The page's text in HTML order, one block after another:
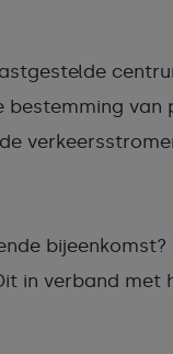
van
in verband met